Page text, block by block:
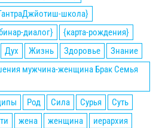
школа}
диалог}
{карта-рождения}
Дух Жизнь Здоровье
Знание
мужчина-женщина Брак Семья
Род Сила Сурья
Суть
жена женщина
иерархия